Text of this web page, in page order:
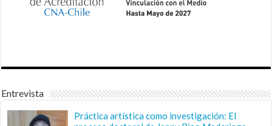
Entrevista
Práctica artística como investigación: El